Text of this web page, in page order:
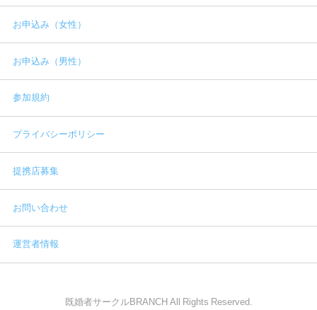
お申込み（女性）
お申込み（男性）
参加規約
プライバシーポリシー
提携店募集
お問い合わせ
運営者情報
既婚者サークルBRANCH All Rights Reserved.